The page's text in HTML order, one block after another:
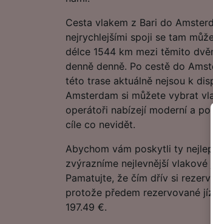
Cesta vlakem z Bari do
nejrychlejšími spoji se tam
délce 1544 km mezi těmito
denně denně. Po cestě do
této trase aktuálně nejsou k
Amsterdam si můžete vybrat
operátoři nabízejí moderní a
cíle co nevidět.
Abychom vám poskytli ty
zvýrazníme nejlevnější
Pamatujte, že čím dřív si
protože předem rezervované
197.49 €.